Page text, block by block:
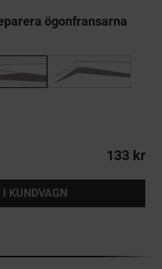
ögonfransarna
133 kr
KUNDVAGN